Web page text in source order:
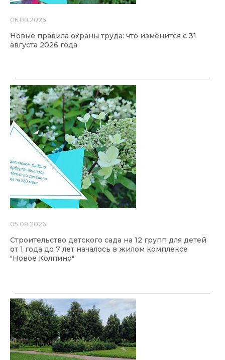
06.08.2026
Новые правила охраны труда: что изменится с 31
августа 2026 года
05.08.2026
Строительство детского сада на 12 групп для детей
от 1 года до 7 лет началось в жилом комплексе
"Новое Колпино"